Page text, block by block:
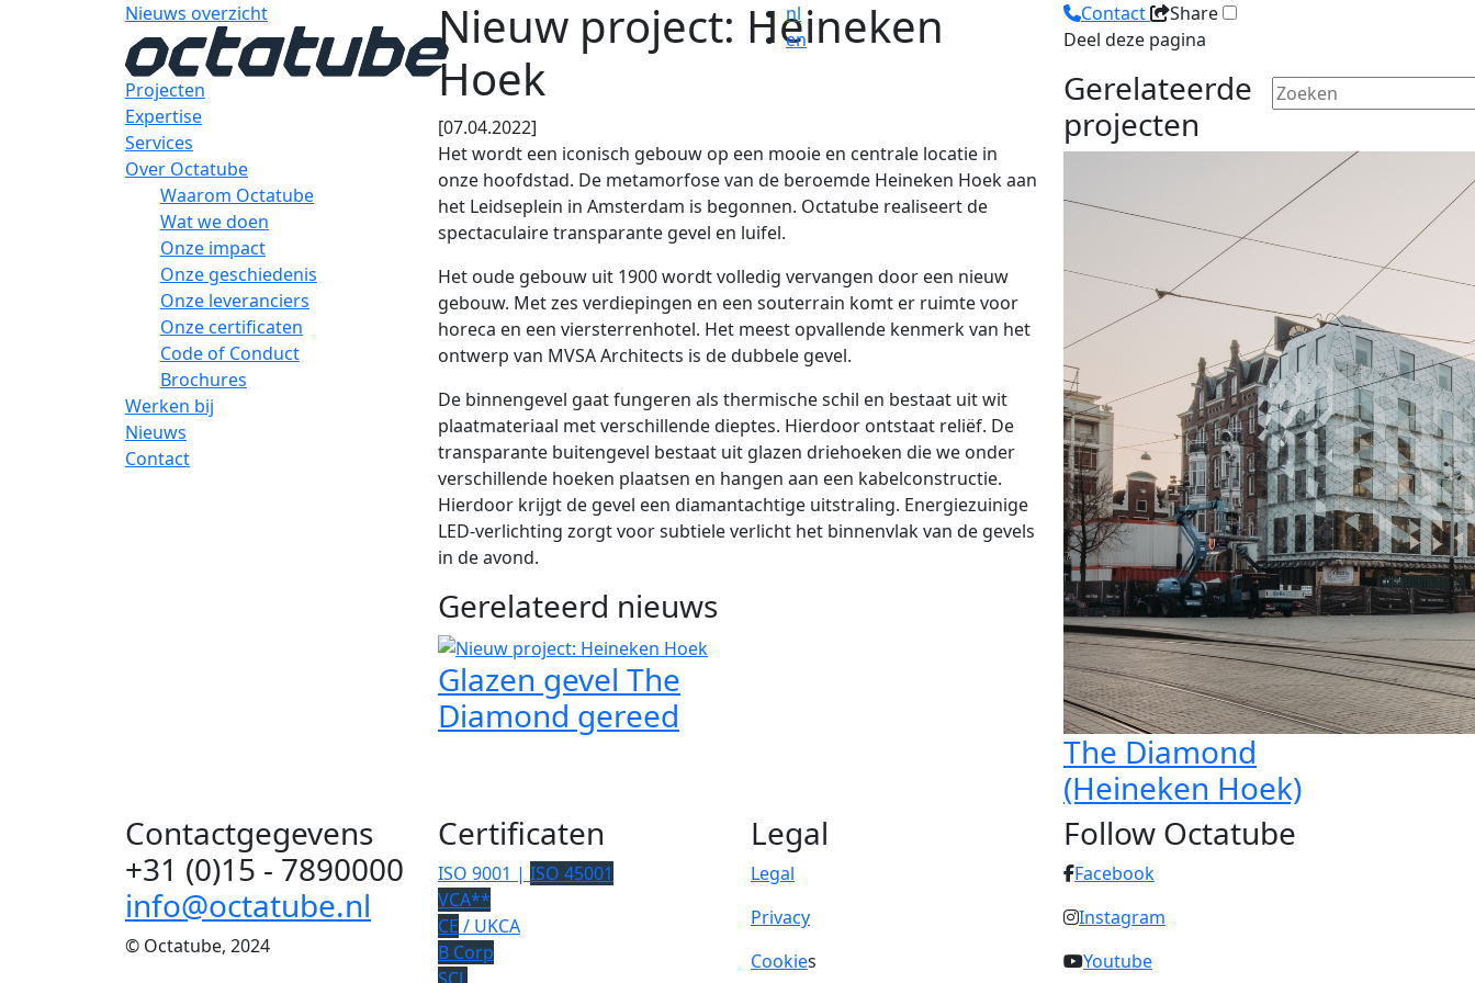
nl
en
Projecten
Expertise
Services
Over Octatube
Waarom Octatube
Wat we doen
Onze impact
Onze geschiedenis
Onze leveranciers
Onze certificaten
Code of Conduct
Brochures
Werken bij
Nieuws
Contact
Nieuws overzicht
Nieuw project: Heineken
Hoek
[07.04.2022]
Het wordt een iconisch gebouw op een mooie en centrale locatie in
onze hoofdstad. De metamorfose van de beroemde Heineken Hoek aan
het Leidseplein in Amsterdam is begonnen. Octatube realiseert de
spectaculaire transparante gevel en luifel.
Het oude gebouw uit 1900 wordt volledig vervangen door een nieuw
gebouw. Met zes verdiepingen en een souterrain komt er ruimte voor
horeca en een viersterrenhotel. Het meest opvallende kenmerk van het
ontwerp van MVSA Architects is de dubbele gevel.
De binnengevel gaat fungeren als thermische schil en bestaat uit wit
plaatmateriaal met verschillende dieptes. Hierdoor ontstaat reliëf. De
transparante buitengevel bestaat uit glazen driehoeken die we onder
verschillende hoeken plaatsen en hangen aan een kabelconstructie.
Hierdoor krijgt de gevel een diamantachtige uitstraling. Energiezuinige
LED-verlichting zorgt voor subtiele verlicht het binnenvlak van de gevels
in de avond.
Gerelateerd nieuws
Glazen gevel The
Diamond gereed
Contact
Share
Deel deze pagina
Gerelateerde
projecten
The Diamond
(Heineken Hoek)
Contactgegevens
+31 (0)15 - 7890000
info@octatube.nl
© Octatube, 2024
Certificaten
ISO 9001 | ISO 45001
VCA**
CE / UKCA
B Corp
Legal
Legal
Privacy
Cookies
Follow Octatube
Facebook
Instagram
Youtube